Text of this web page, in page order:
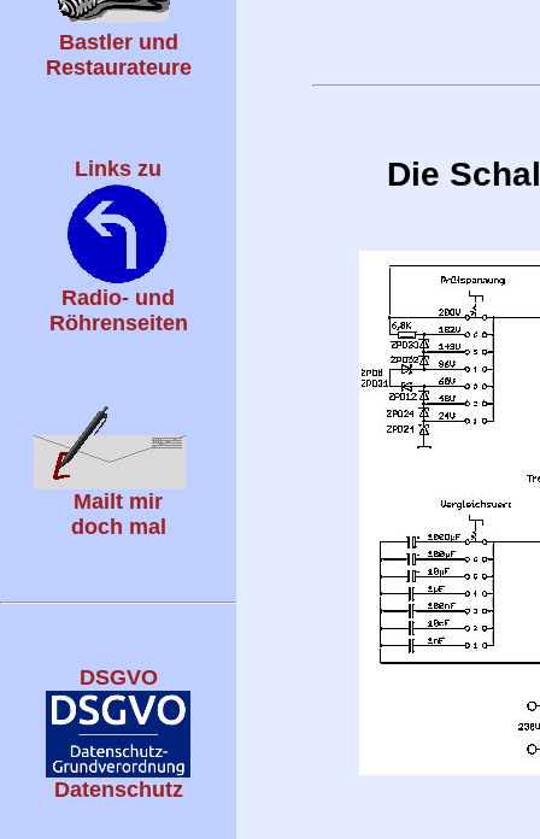
Bastler und
Restaurateure
Links zu
Radio- und
Röhrenseiten
Mailt mir
doch mal
DSGVO
Datenschutz
Die